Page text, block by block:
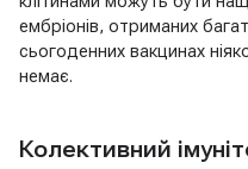
ембріонів, отриманих
сьогоденних вакцинах
немає.
Колективний